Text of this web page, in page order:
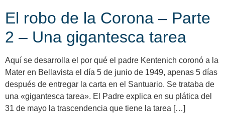
El robo de la Corona – Parte
2 – Una gigantesca tarea
Aquí se desarrolla el por qué el padre Kentenich coronó a la
Mater en Bellavista el día 5 de junio de 1949, apenas 5 días
después de entregar la carta en el Santuario. Se trataba de
una «gigantesca tarea». El Padre explica en su plática del
31 de mayo la trascendencia que tiene la tarea […]